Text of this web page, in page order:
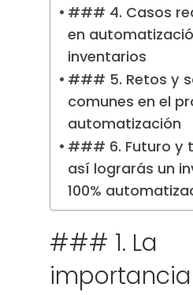
### 4. Casos
en
inventarios
### 5. Retos y
comunes en el
automatización
### 6. Futuro y
así lograrás un
100%
### 1. La
importancia